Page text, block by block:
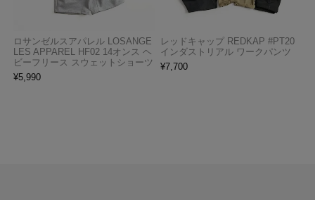
ロサンゼルスアパレル LOSANGE
LES APPAREL HF02 14オンス ヘ
ビーフリース スウェットショーツ
¥5,990
レッドキャップ REDKAP #PT20
インダストリアル ワークパンツ
¥7,700